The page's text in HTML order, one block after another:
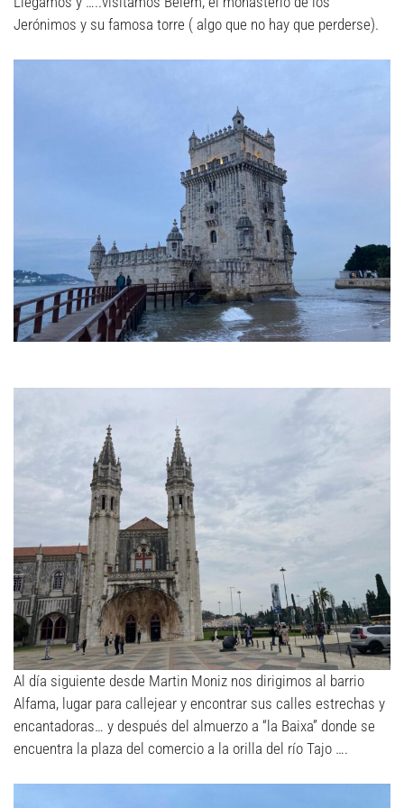
Jerónimos y su famosa torre ( algo que no hay que perderse).
Al día siguiente desde Martin Moniz nos dirigimos al barrio
Alfama, lugar para callejear y encontrar sus calles estrechas y
encantadoras… y después del almuerzo a “la Baixa” donde se
encuentra la plaza del comercio a la orilla del río Tajo ….